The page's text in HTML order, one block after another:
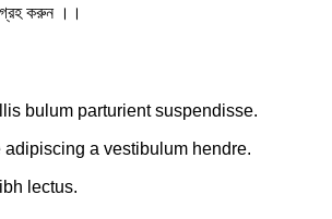
করুন ।।
bulum parturient suspendisse.
a vestibulum hendre.
lectus.